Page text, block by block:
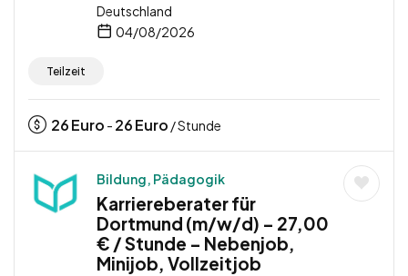
Deutschland
04/08/2026
Teilzeit
26Euro - 26Euro / Stunde
Bildung, Pädagogik
Karriereberater für
Dortmund (m/w/d) – 27,00
€ / Stunde – Nebenjob,
Minijob, Vollzeitjob